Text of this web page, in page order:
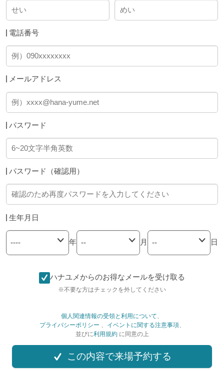
電話番号
メールアドレス
パスワード
パスワード（確認用）
生年月日
年 月 日
ハナユメからのお得なメールを受け取る
※不要な方はチェックを外してください
個人関連情報の受領と利用について
プライバシーポリシー
イベントに関する注意事項、
並びに利用規約に同意の上
この内容で来場予約する